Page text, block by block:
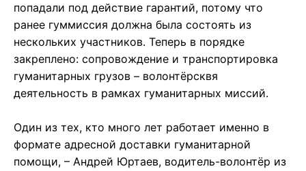
попадали под действие гарантий, потому что
ранее гуммиссия должна была состоять из
нескольких участников. Теперь в порядке
закреплено: сопровождение и транспортировка
гуманитарных грузов – волонтёрсквя
деятельность в рамках гуманитарных миссий.
Один из тех, кто много лет работает именно в
формате адресной доставки гуманитарной
помощи, – Андрей Юртаев, водитель-волонтёр из